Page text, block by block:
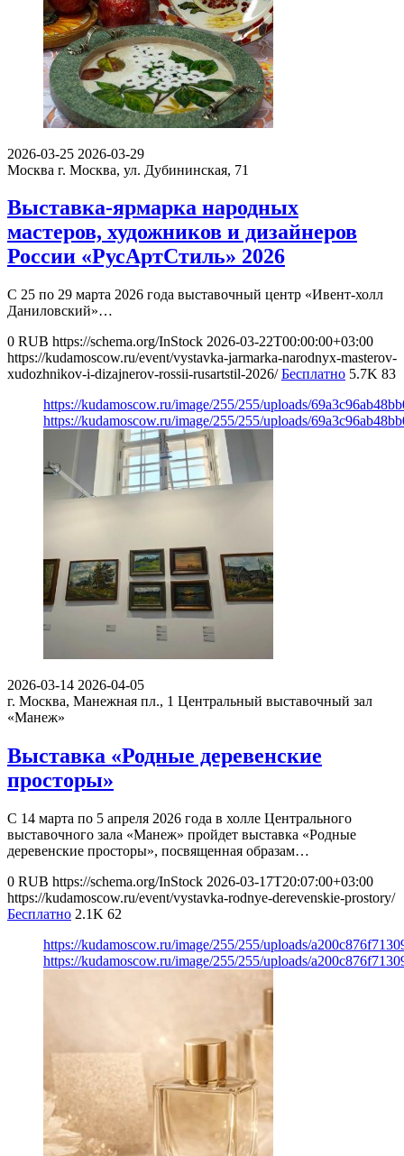
2026-03-25 2026-03-29
Москва г. Москва, ул. Дубининская, 71
Выставка-ярмарка народных
мастеров, художников и дизайнеров
России «РусАртСтиль» 2026
С 25 по 29 марта 2026 года выставочный центр «Ивент-холл
Даниловский»…
0 RUB https://schema.org/InStock 2026-03-22T00:00:00+03:00
https://kudamoscow.ru/event/vystavka-jarmarka-narodnyx-masterov-
xudozhnikov-i-dizajnerov-rossii-rusartstil-2026/ Бесплатно 5.7K 83
https://kudamoscow.ru/image/255/255/uploads/
https://kudamoscow.ru/image/255/255/uploads/
2026-03-14 2026-04-05
г. Москва, Манежная пл., 1 Центральный выставочный зал
«Манеж»
Выставка «Родные деревенские
просторы»
С 14 марта по 5 апреля 2026 года в холле Центрального
выставочного зала «Манеж» пройдет выставка «Родные
деревенские просторы», посвященная образам…
0 RUB https://schema.org/InStock 2026-03-17T20:07:00+03:00
https://kudamoscow.ru/event/vystavka-rodnye-derevenskie-prostory/
Бесплатно 2.1K 62
https://kudamoscow.ru/image/255/255/uploads/
https://kudamoscow.ru/image/255/255/uploads/